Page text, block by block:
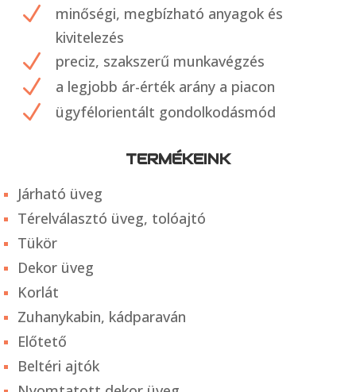
N
minőségi, megbízható anyagok és
kivitelezés
N preciz, szakszerű munkavégzés
N a legjobb ár-érték arány a piacon
N ügyfélorientált gondolkodásmód
TERMÉKEINK
Járható üveg
Térelválasztó üveg, tolóajtó
Tükör
Dekor üveg
Korlát
Zuhanykabin, kádparaván
Előtető
Beltéri ajtók